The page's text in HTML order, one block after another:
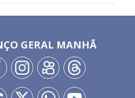
GERAL MANHÃ